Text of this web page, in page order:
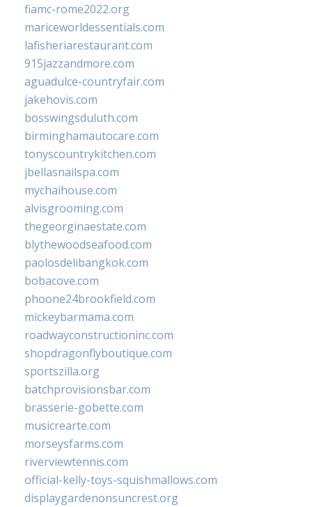
fiamc-rome2022.org
mariceworldessentials.com
lafisheriarestaurant.com
915jazzandmore.com
aguadulce-countryfair.com
jakehovis.com
bosswingsduluth.com
birminghamautocare.com
tonyscountrykitchen.com
jbellasnailspa.com
mychaihouse.com
alvisgrooming.com
thegeorginaestate.com
blythewoodseafood.com
paolosdelibangkok.com
bobacove.com
phoone24brookfield.com
mickeybarmama.com
roadwayconstructioninc.com
shopdragonflyboutique.com
sportszilla.org
batchprovisionsbar.com
brasserie-gobette.com
musicrearte.com
morseysfarms.com
riverviewtennis.com
official-kelly-toys-squishmallows.com
displaygardenonsuncrest.org